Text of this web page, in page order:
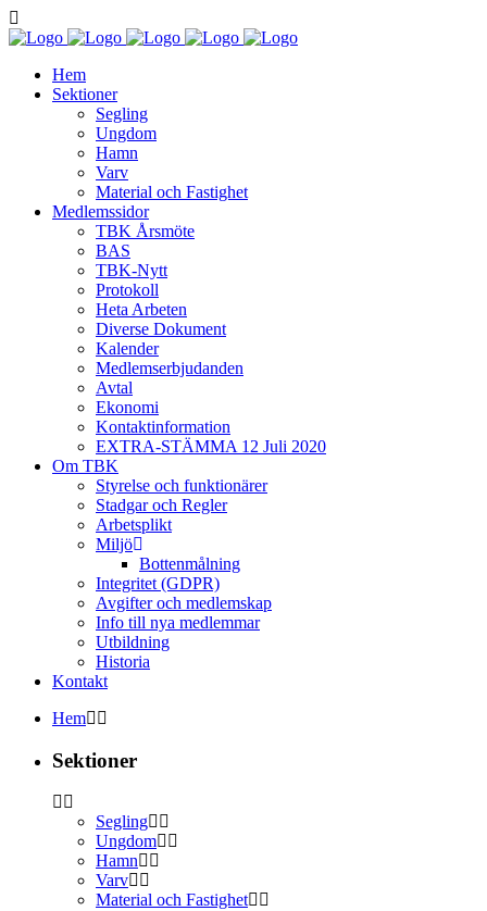
Hem
Sektioner
Segling
Ungdom
Hamn
Varv
Material och Fastighet
Medlemssidor
TBK Årsmöte
BAS
TBK-Nytt
Protokoll
Heta Arbeten
Diverse Dokument
Kalender
Medlemserbjudanden
Avtal
Ekonomi
Kontaktinformation
EXTRA-STÄMMA 12 Juli 2020
Om TBK
Styrelse och funktionärer
Stadgar och Regler
Arbetsplikt
Miljö
Bottenmålning
Integritet (GDPR)
Avgifter och medlemskap
Info till nya medlemmar
Utbildning
Historia
Kontakt
Hem
Sektioner
Segling
Ungdom
Hamn
Varv
Material och Fastighet